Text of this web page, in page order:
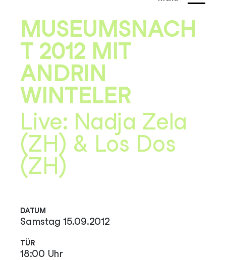
MUSEUMSNACH
T 2012 MIT
ANDRIN
WINTELER
Live: Nadja Zela
(ZH) & Los Dos
(ZH)
DATUM
Samstag 15.09.2012
TÜR
18:00 Uhr